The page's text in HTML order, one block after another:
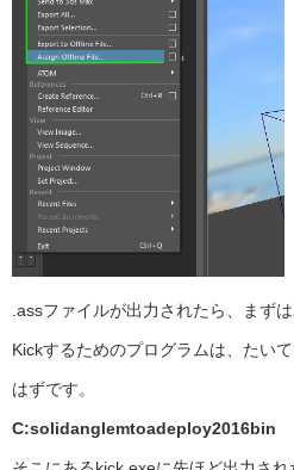
.assファイルが出力されたら、まず
Kickするためのプログラムは、たい
はずです。
C:solidanglemtoadeploy2016bin